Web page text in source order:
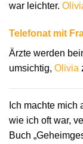
war leichter.
Telefonat mit
Ärzte werden
umsichtig, Olivia
Ich machte mich
wie ich oft war,
Buch